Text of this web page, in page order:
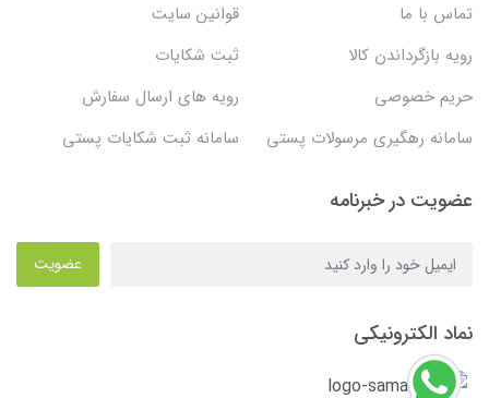
تماس با ما
قوانین سایت
رویه بازگرداندن کالا
ثبت شکایات
حریم خصوصی
رویه های ارسال سفارش
سامانه رهگیری مرسولات پستی
سامانه ثبت شکایات پستی
عضویت در خبرنامه
عضویت
نماد الکترونیکی